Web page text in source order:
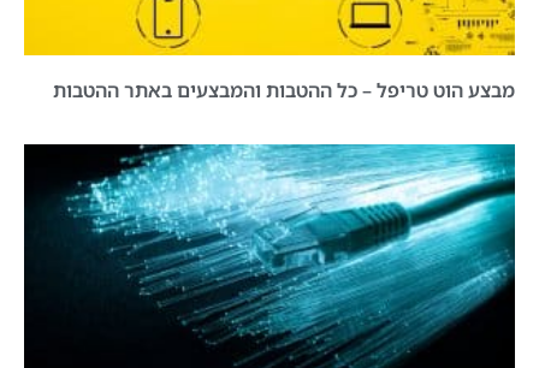
מבצע הוט טריפל – כל ההטבות והמבצעים באתר ההטבות